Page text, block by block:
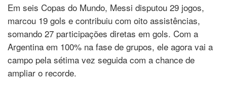
Em seis Copas do Mundo, Messi disputou 29 jogos,
marcou 19 gols e contribuiu com oito assistências,
somando 27 participações diretas em gols. Com a
Argentina em 100% na fase de grupos, ele agora vai a
campo pela sétima vez seguida com a chance de
ampliar o recorde.